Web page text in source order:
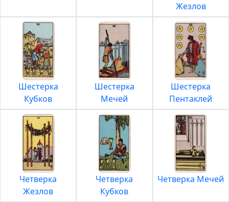
Жезлов
Шестерка
Кубков
Шестерка
Мечей
Шестерка
Пентаклей
Четверка
Жезлов
Четверка
Кубков
Четверка Мечей